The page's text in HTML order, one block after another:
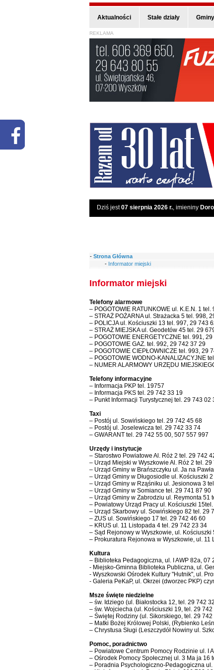
Aktualności Stałe działy Gminy
REKLAMA
Dziś jest07 sierpnia 2026 r., imieniny
- Strona Główna
- Informator miejski
Informator miejski
Telefony alarmowe
– POGOTOWIE RATUNKOWE ul. K.E.N. 1
– STRAŻ POŻARNA ul. Strażacka 5 tel. 998,
– POLICJA ul. Kościuszki 13 tel. 997, 29 743
– STRAŻ MIEJSKA ul. Geodetów 45 tel. 29
– POGOTOWIE ENERGETYCZNE tel. 991,
– POGOTOWIE GAZ. tel. 992, 29 742 37 29
– POGOTOWIE CIEPŁOWNICZE tel. 993, 29
– POGOTOWIE WODNO-KANALIZACYJNE
– NUMER ALARMOWY URZĘDU
Telefony informacyjne
– Informacja PKP tel. 19757
– Informacja PKS tel. 29 742 33 19
– Punkt Informacji Turystycznej tel. 29 743 02
Taxi
– Postój ul. Sowińskiego tel. 29 742 45 68
– Postój ul. Joselewicza tel. 29 742 33 74
– GWARANT tel. 29 742 55 00, 507 557 997
Urzędy i instytucje
– Starostwo Powiatowe Al. Róż 2 tel. 29 742
– Urząd Miejski w Wyszkowie Al. Róż 2 tel. 29
– Urząd Gminy w Brańszczyku ul. Ja na
– Urząd Gminy w Długosiodle ul. Kościuszki
– Urząd Gminy w Rząśniku ul. Jesionowa 3
– Urząd Gminy w Somiance tel. 29 741 87 90
– Urząd Gminy w Zabrodziu ul. Reymonta 51
– Powiatowy Urząd Pracy ul. Kościuszki
– Urząd Skarbowy ul. Sowińskiego 82 tel. 29
– ZUS ul. Sowińskiego 17 tel. 29 742 46 60
– KRUS ul. 11 Listopada 4 tel. 29 742 23 34
– Sąd Rejonowy w Wyszkowie, ul. Kościuszki
– Prokuratura Rejonowa w Wyszkowie, ul. 11
Kultura
– Biblioteka Pedagogiczna, ul. I AWP 82a, 07
- Miejsko-Gminna Biblioteka Publiczna, ul.
- Wyszkowski Ośrodek Kultury "Hutnik", ul.
- Galeria PeKaP, ul. Okrzei (dworzec PKP)
Msze święte niedzielne
– św. Idziego (ul. Białostocka 12, tel. 29 742
– św. Wojciecha (ul. Kościuszki 19, tel. 29
– Świętej Rodziny (ul. Sikorskiego, tel. 29
– Matki Bożej Królowej Polski, (Rybienko
– Chrystusa Sługi (Leszczydół Nowiny ul.
Pomoc, poradnictwo
– Powiatowe Centrum Pomocy Rodzinie ul. I
– Ośrodek Pomocy Społecznej ul. 3 Ma ja 16
– Poradnia Psychologiczno-Pedagogiczna